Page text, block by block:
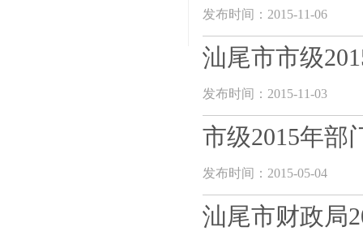
发布时间：2015-11-06
汕尾市市级
发布时间：2015-11-03
市级2015年部
发布时间：2015-05-04
汕尾市财政局